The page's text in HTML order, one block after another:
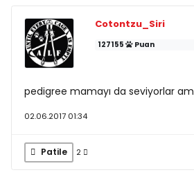
Cotontzu_Siri
127155 Puan
pedigree mamayı da seviyorlar
02.06.2017 01:34
Patile 2